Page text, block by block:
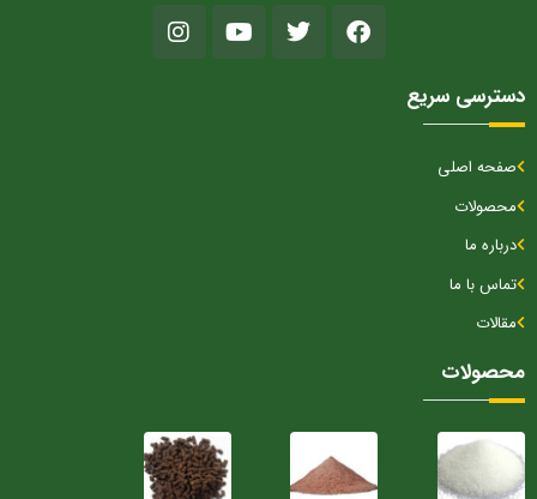
دسترسی سریع
صفحه اصلی
محصولات
درباره ما
تماس با ما
مقالات
محصولات